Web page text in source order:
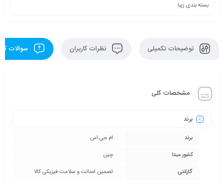
بسته بندی زیبا
توضیحات تکمیلی نظرات کاربران سوالات
مشخصات کلی
برند
برند
ام جی اس
کشور مبدا
چین
گارانتی
تضمین اصالت و سلامت فیزیکی کالا